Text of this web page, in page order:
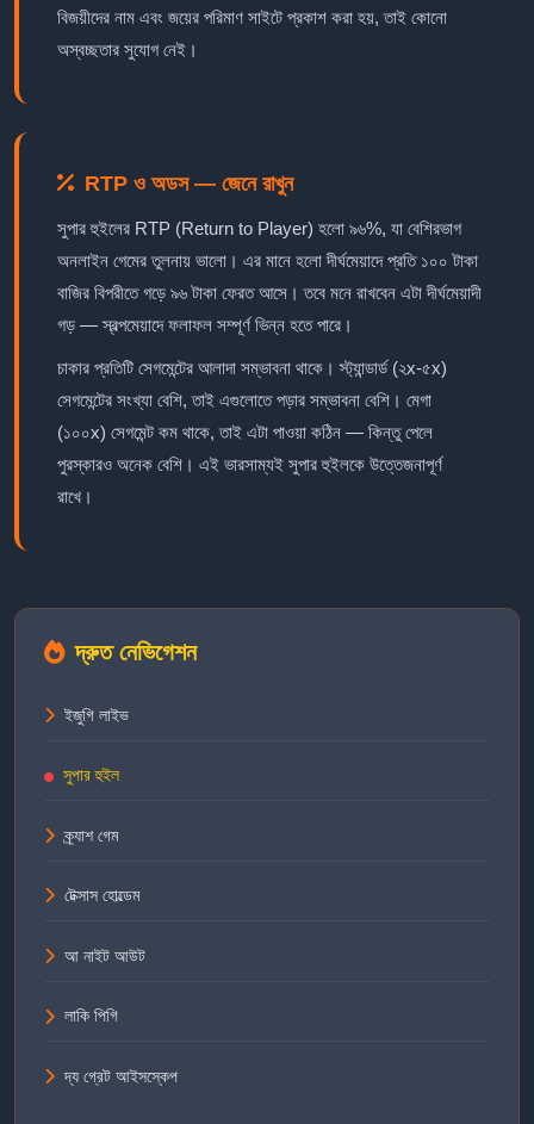
বিজয়ীদের নাম এবং জয়ের পরিমাণ সাইটে প্রকাশ করা হয়, তাই কোনো
অস্বচ্ছতার সুযোগ নেই।
RTP ও অডস — জেনে রাখুন
সুপার হুইলের RTP (Return to Player) হলো ৯৬%, যা বেশিরভাগ
অনলাইন গেমের তুলনায় ভালো। এর মানে হলো দীর্ঘমেয়াদে প্রতি ১০০ টাকা
বাজির বিপরীতে গড়ে ৯৬ টাকা ফেরত আসে। তবে মনে রাখবেন এটা দীর্ঘমেয়াদী
গড় — স্বল্পমেয়াদে ফলাফল সম্পূর্ণ ভিন্ন হতে পারে।
চাকার প্রতিটি সেগমেন্টের আলাদা সম্ভাবনা থাকে। স্ট্যান্ডার্ড (২x-৫x)
সেগমেন্টের সংখ্যা বেশি, তাই এগুলোতে পড়ার সম্ভাবনা বেশি। মেগা
(১০০x) সেগমেন্ট কম থাকে, তাই এটা পাওয়া কঠিন — কিন্তু পেলে
পুরস্কারও অনেক বেশি। এই ভারসাম্যই সুপার হুইলকে উত্তেজনাপূর্ণ
রাখে।
দ্রুত নেভিগেশন
ইজুগি লাইভ
সুপার হুইল
ক্র্যাশ গেম
টেক্সাস হোল্ডেম
আ নাইট আউট
লাকি পিগি
দ্য গ্রেট আইসস্কেপ